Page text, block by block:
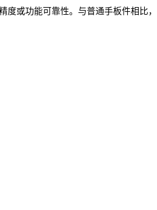
度或功能可靠性。与普通手板件相比